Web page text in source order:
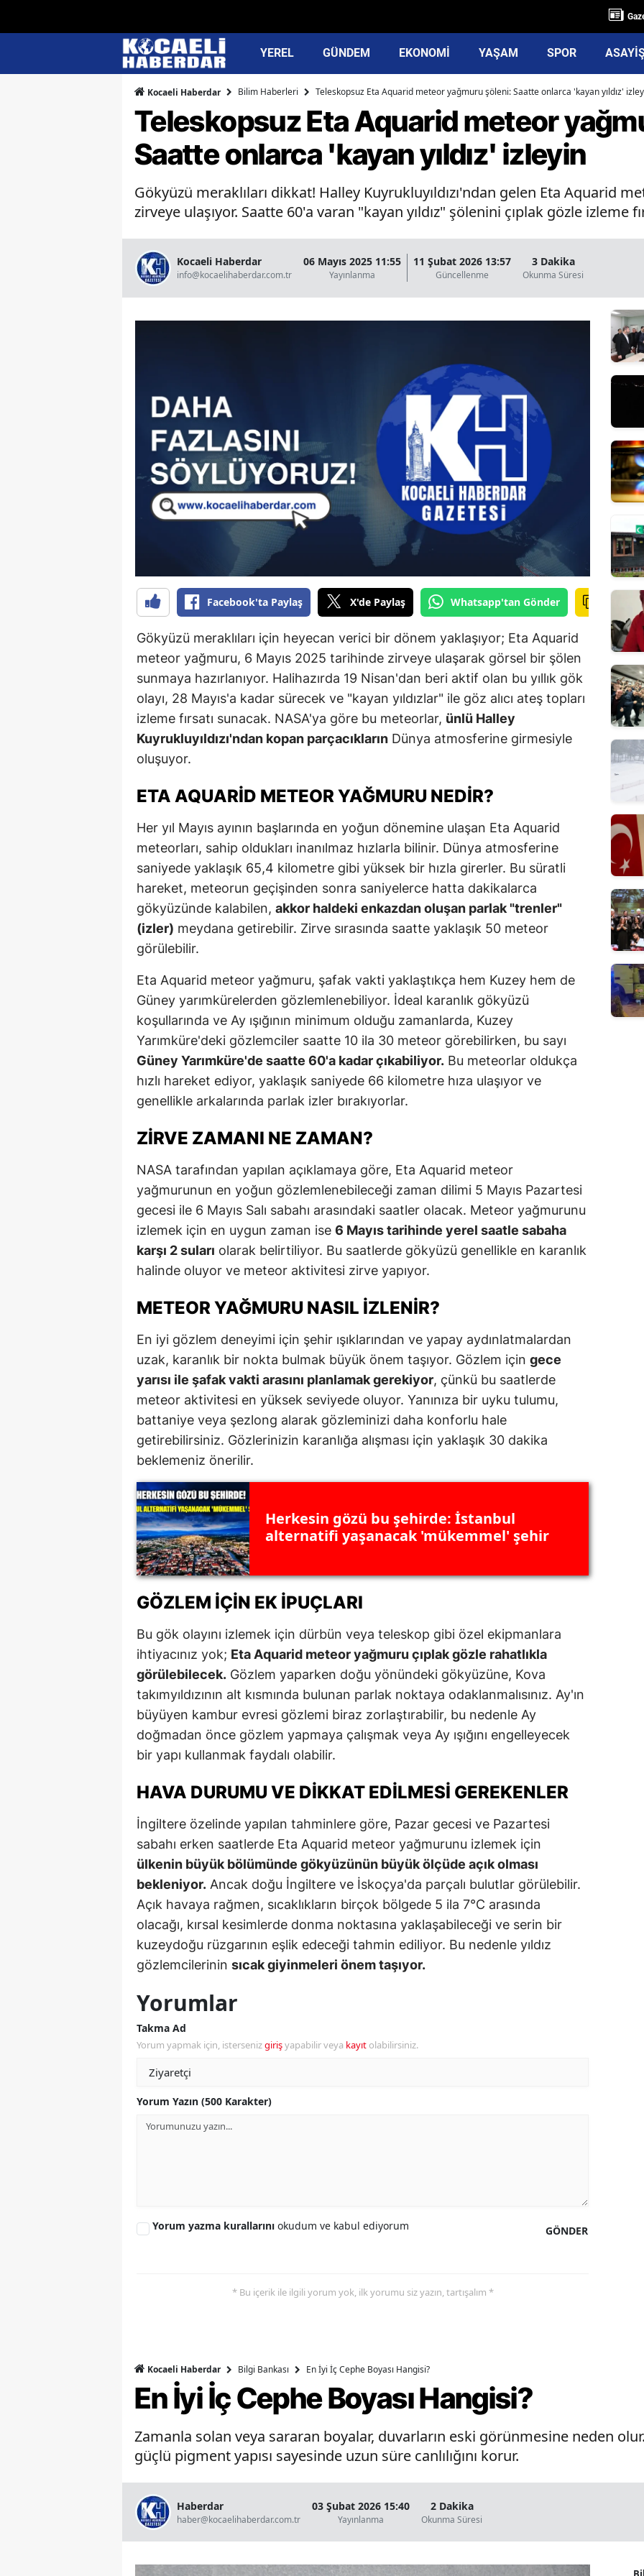
YEREL GÜNDEM EKONOMİ YAŞAM SPOR
Kocaeli Haberdar Bilim Haberleri Teleskopsuz Eta Aquarid meteor yağmuru şöleni: Saatte onlarca 'kayan yıldız'
Teleskopsuz Eta Aquarid meteor
Saatte onlarca 'kayan yıldız' izleyin
Gökyüzü meraklıları dikkat! Halley Kuyrukluyıldızı'ndan gelen Eta Aquarid
zirveye ulaşıyor. Saatte 60'a varan "kayan yıldız" şölenini çıplak gözle izleme
Kocaeli Haberdar
info@kocaelihaberdar.com.tr
06 Mayıs 2025 11:55
Yayınlanma
11 Şubat 2026 13:57
Güncellenme
3 Dakika
Okunma Süresi
Facebook'ta Paylaş X'de Paylaş Whatsapp'tan Gönder
Gökyüzü meraklıları için heyecan verici bir dönem yaklaşıyor; Eta Aquarid
meteor yağmuru, 6 Mayıs 2025 tarihinde zirveye ulaşarak görsel bir şölen
sunmaya hazırlanıyor. Halihazırda 19 Nisan'dan beri aktif olan bu yıllık gök
olayı, 28 Mayıs'a kadar sürecek ve "kayan yıldızlar" ile göz alıcı ateş topları
izleme fırsatı sunacak. NASA'ya göre bu meteorlar, ünlü Halley
Kuyrukluyıldızı'ndan kopan parçacıkların Dünya atmosferine girmesiyle
oluşuyor.
ETA AQUARID METEOR YAĞMURU NEDIR?
Her yıl Mayıs ayının başlarında en yoğun dönemine ulaşan Eta Aquarid
meteorları, sahip oldukları inanılmaz hızlarla bilinir. Dünya atmosferine
saniyede yaklaşık 65,4 kilometre gibi yüksek bir hızla girerler. Bu süratli
hareket, meteorun geçişinden sonra saniyelerce hatta dakikalarca
gökyüzünde kalabilen, akkor haldeki enkazdan oluşan parlak "trenler"
(izler) meydana getirebilir. Zirve sırasında saatte yaklaşık 50 meteor
görülebilir.
Eta Aquarid meteor yağmuru, şafak vakti yaklaştıkça hem Kuzey hem de
Güney yarımkürelerden gözlemlenebiliyor. İdeal karanlık gökyüzü
koşullarında ve Ay ışığının minimum olduğu zamanlarda, Kuzey
Yarımküre'deki gözlemciler saatte 10 ila 30 meteor görebilirken, bu sayı
Güney Yarımküre'de saatte 60'a kadar çıkabiliyor. Bu meteorlar oldukça
hızlı hareket ediyor, yaklaşık saniyede 66 kilometre hıza ulaşıyor ve
genellikle arkalarında parlak izler bırakıyorlar.
ZIRVE ZAMANI NE ZAMAN?
NASA tarafından yapılan açıklamaya göre, Eta Aquarid meteor
yağmurunun en yoğun gözlemlenebileceği zaman dilimi 5 Mayıs Pazartesi
gecesi ile 6 Mayıs Salı sabahı arasındaki saatler olacak. Meteor yağmurunu
izlemek için en uygun zaman ise 6 Mayıs tarihinde yerel saatle sabaha
karşı 2 suları olarak belirtiliyor. Bu saatlerde gökyüzü genellikle en karanlık
halinde oluyor ve meteor aktivitesi zirve yapıyor.
METEOR YAĞMURU NASIL İZLENIR?
En iyi gözlem deneyimi için şehir ışıklarından ve yapay aydınlatmalardan
uzak, karanlık bir nokta bulmak büyük önem taşıyor. Gözlem için gece
yarısı ile şafak vakti arasını planlamak gerekiyor, çünkü bu saatlerde
meteor aktivitesi en yüksek seviyede oluyor. Yanınıza bir uyku tulumu,
battaniye veya şezlong alarak gözleminizi daha konforlu hale
getirebilirsiniz. Gözlerinizin karanlığa alışması için yaklaşık 30 dakika
beklemeniz önerilir.
Herkesin gözü bu şehirde: İstanbul
alternatifi yaşanacak 'mükemmel' şehir
GÖZLEM İÇIN EK İPUÇLARI
Bu gök olayını izlemek için dürbün veya teleskop gibi özel ekipmanlara
ihtiyacınız yok; Eta Aquarid meteor yağmuru çıplak gözle rahatlıkla
görülebilecek. Gözlem yaparken doğu yönündeki gökyüzüne, Kova
takımyıldızının alt kısmında bulunan parlak noktaya odaklanmalısınız. Ay'ın
büyüyen kambur evresi gözlemi biraz zorlaştırabilir, bu nedenle Ay
doğmadan önce gözlem yapmaya çalışmak veya Ay ışığını engelleyecek
bir yapı kullanmak faydalı olabilir.
HAVA DURUMU VE DIKKAT EDILMESI GEREKENLER
İngiltere özelinde yapılan tahminlere göre, Pazar gecesi ve Pazartesi
sabahı erken saatlerde Eta Aquarid meteor yağmurunu izlemek için
ülkenin büyük bölümünde gökyüzünün büyük ölçüde açık olması
bekleniyor. Ancak doğu İngiltere ve İskoçya'da parçalı bulutlar görülebilir.
Açık havaya rağmen, sıcaklıkların birçok bölgede 5 ila 7°C arasında
olacağı, kırsal kesimlerde donma noktasına yaklaşabileceği ve serin bir
kuzeydoğu rüzgarının eşlik edeceği tahmin ediliyor. Bu nedenle yıldız
gözlemcilerinin sıcak giyinmeleri önem taşıyor.
Yorumlar
Takma Ad
Yorum yapmak için, istersenizgirişyapabilir veya kayıt olabilirsiniz.
Yorum Yazın (500 Karakter)
GÖNDER
Yorum yazma kurallarını okudum ve kabul ediyorum
* Bu içerik ile ilgili yorum yok, ilk yorumu siz yazın, tartışalım *
Kocaeli Haberdar Bilgi Bankası En İyi İç Cephe Boyası Hangisi?
En İyi İç Cephe Boyası Hangisi?
Zamanla solan veya sararan boyalar, duvarların eski görünmesine neden
güçlü pigment yapısı sayesinde uzun süre canlılığını korur.
Haberdar
haber@kocaelihaberdar.com.tr
03 Şubat 2026 15:40
Yayınlanma
2 Dakika
Okunma Süresi